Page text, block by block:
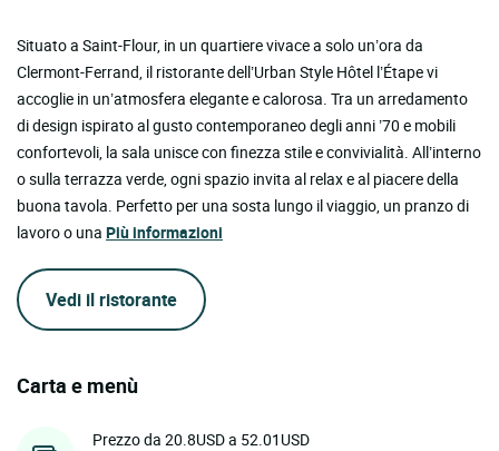
Situato a Saint-Flour, in un quartiere vivace a solo un’ora da
Clermont-Ferrand, il ristorante dell’Urban Style Hôtel l’Étape vi
accoglie in un’atmosfera elegante e calorosa. Tra un arredamento
di design ispirato al gusto contemporaneo degli anni ’70 e mobili
confortevoli, la sala unisce con finezza stile e convivialità. All’interno
o sulla terrazza verde, ogni spazio invita al relax e al piacere della
buona tavola. Perfetto per una sosta lungo il viaggio, un pranzo di
lavoro o una Più informazioni
Vedi il ristorante
Carta e menù
Prezzo da 20.8USD a 52.01USD